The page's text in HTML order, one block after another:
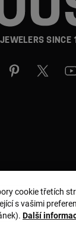
SINCE
cookie třetích
s vašimi
Další